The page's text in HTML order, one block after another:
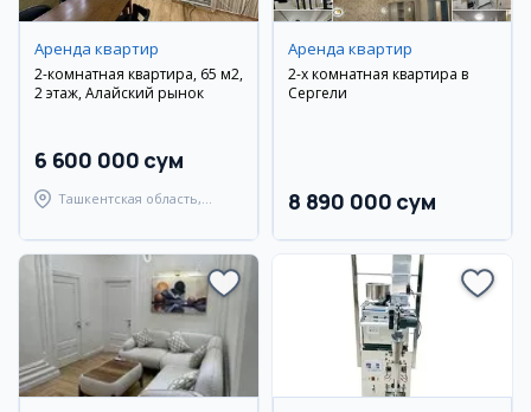
Аренда квартир
2-комнатная квартира, 65 м2,
2 этаж, Алайский рынок
6 600 000 сум
Ташкентская область,
Аренда квартир
2-х комнатная квартира в
Сергели
8 890 000 сум